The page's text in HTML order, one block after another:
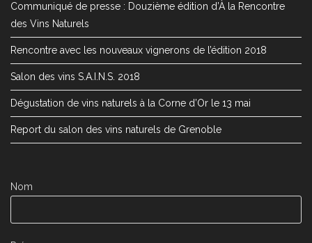
Communiqué de presse : Douzième édition d’À la Rencontre
des Vins Naturels
Rencontre avec les nouveaux vignerons de l’édition 2018
Salon des vins S.A.I.N.S. 2018
Dégustation de vins naturels à la Corne d’Or le 13 mai
Report du salon des vins naturels de Grenoble
Nom